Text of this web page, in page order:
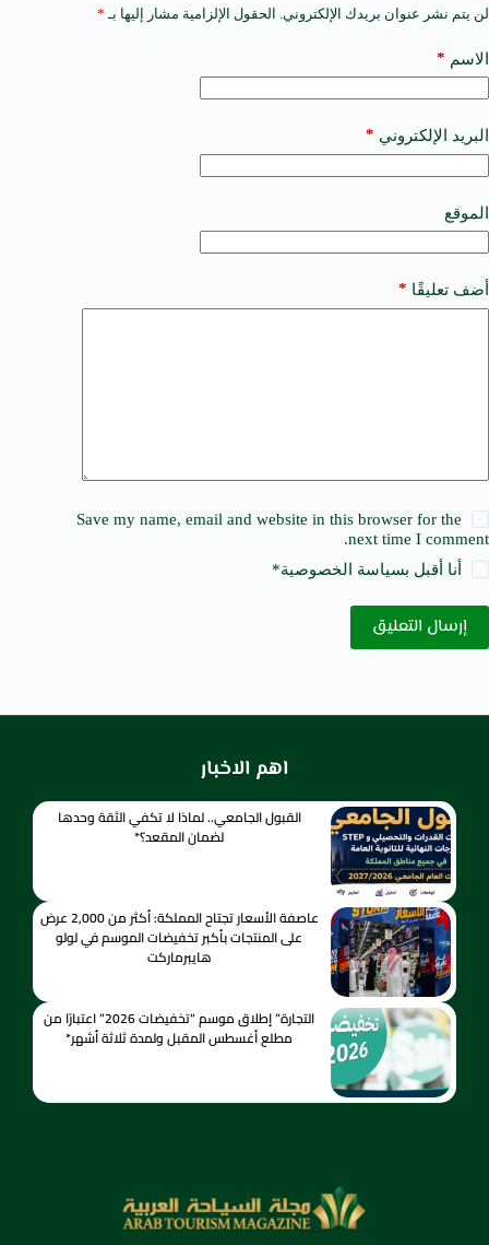
لن يتم نشر عنوان بريدك الإلكتروني. الحقول الإلزامية مشار إليها بـ *
الاسم *
البريد الإلكتروني *
الموقع
أضف تعليقًا *
Save my name, email and website in this browser for the
next time I comment.
أنا أقبل بسياسة الخصوصية*
إرسال التعليق
A
t
e
a
t
i
e
:
اهم الاخبار
القبول الجامعي.. لماذا لا تكفي الثقة وحدها
لضمان المقعد؟*
عاصفة الأسعار تجتاح المملكة: أكثر من 2,000 عرض
على المنتجات بأكبر تخفيضات الموسم في لولو
هايبرماركت
التجارة” إطلاق موسم “تخفيضات 2026” اعتبارًا من
مطلع أغسطس المقبل ولمدة ثلاثة أشهر*